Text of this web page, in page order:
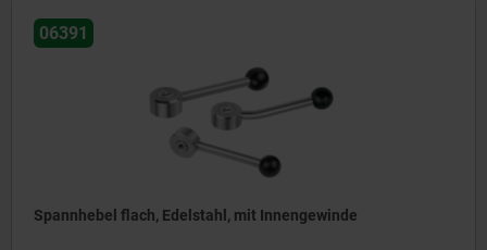
06391
Spannhebel flach, Edelstahl, mit Innengewinde